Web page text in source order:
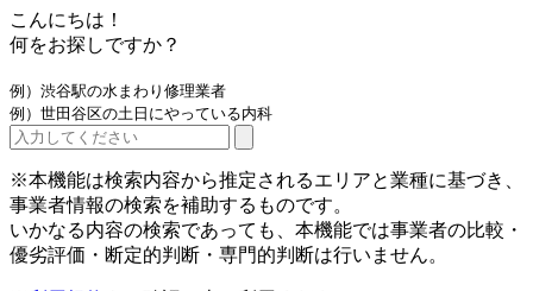
こんにちは！
何をお探しですか？
例）渋谷駅の水まわり修理業者
例）世田谷区の土日にやっている内科
※本機能は検索内容から推定されるエリアと業種に基づき、
事業者情報の検索を補助するものです。
いかなる内容の検索であっても、本機能では事業者の比較・
優劣評価・断定的判断・専門的判断は行いません。